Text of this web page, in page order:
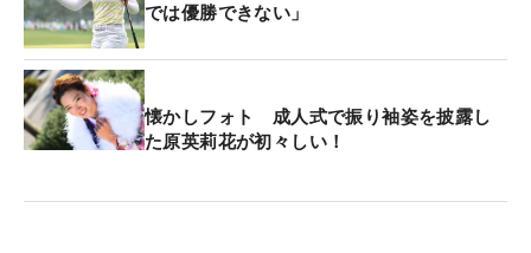
では優勝できない」
懐かしフォト 成人式で振り袖姿を披露し
た原英莉花が初々しい！